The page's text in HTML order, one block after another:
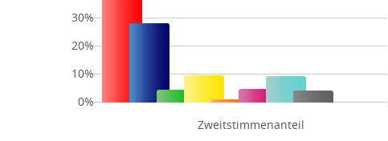
Zweitstimmenanteil
30%
20%
10%
0%